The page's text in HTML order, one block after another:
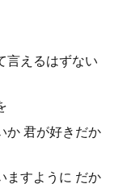
言えるはずない
か 君が好きだか
ますように だか